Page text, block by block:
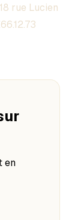
rue Lucien
en